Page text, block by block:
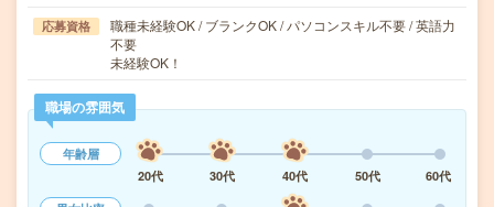
応募資格
職種未経験OK / ブランクOK / パソコンスキル不要 / 英語力
不要
未経験OK！
職場の雰囲気
年齢層
20代
30代 40代 50代
60代